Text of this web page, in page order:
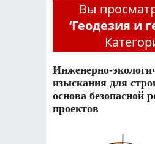
Вы
‘Геодезия и
Инженерно-
изыскания для
основа безопасной
проектов